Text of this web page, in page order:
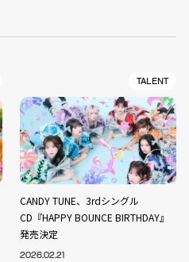
TALENT
CANDY TUNE、3rdシングル
CD『HAPPY BOUNCE BIRTHDAY』
発売決定
2026.02.21